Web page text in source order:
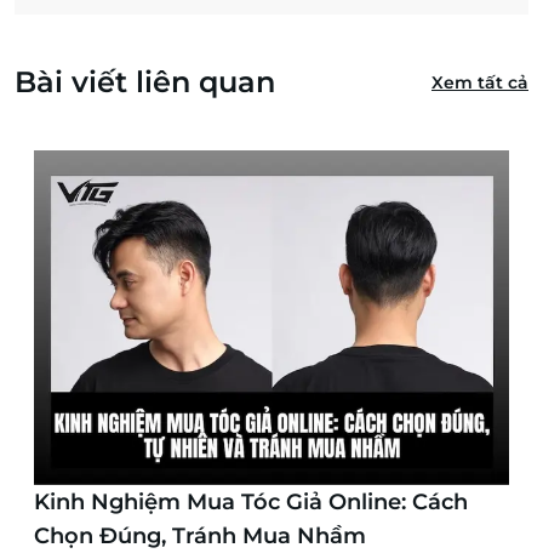
Bài viết liên quan Xem tất cả
Kinh Nghiệm Mua Tóc Giả Online: Cách
Chọn Đúng, Tránh Mua Nhầm